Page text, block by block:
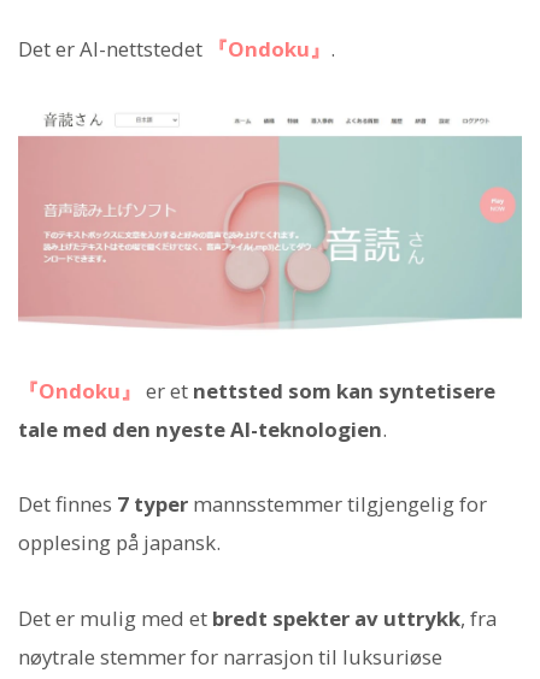
Det er AI-nettstedet 『Ondoku』 .
『Ondoku』 er et nettsted som kan syntetisere
tale med den nyeste AI-teknologien.
Det finnes 7 typer mannsstemmer tilgjengelig for
opplesing på japansk.
Det er mulig med et bredt spekter av uttrykk, fra
nøytrale stemmer for narrasjon til luksuriøse